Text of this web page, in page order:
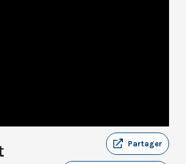
Partager